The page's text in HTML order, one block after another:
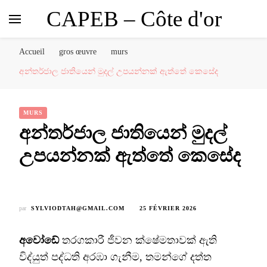
CAPEB – Côte d'or
Accueil gros œuvre murs
අන්තර්ජාල ජාතියෙන් මුදල් උපයන්නක් ඇත්තේ කෙසේද
MURS
අන්තර්ජාල ජාතියෙන් මුදල්
උපයන්නක් ඇත්තේ කෙසේද
par SYLVIODTAH@GMAIL.COM 25 FÉVRIER 2026
අවෝඩේතරගකාරී ජීවන ක්ෂේමතාවක් ඇති
විද්යුත් පද්ධති අරඹා ගැනීම, තමන්ගේ දත්ත